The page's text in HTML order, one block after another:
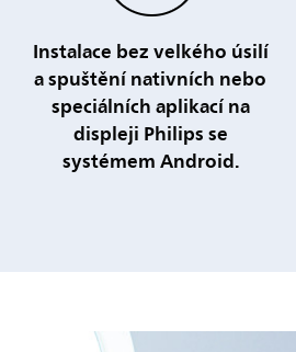
Instalace bez velkého úsilí
a spuštění nativních nebo
speciálních aplikací na
displeji Philips se
systémem Android.